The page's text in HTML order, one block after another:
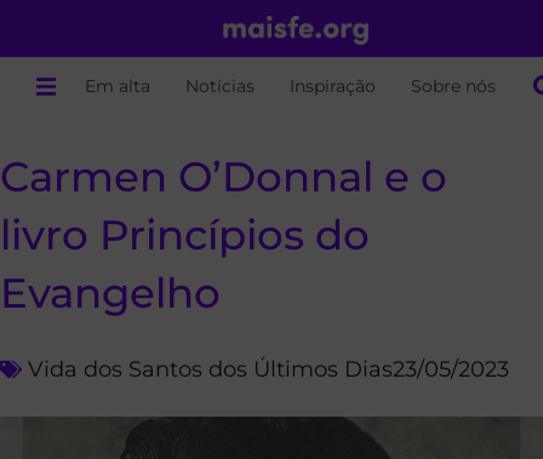
Em alta Notícias Inspiração Sobre nós
Carmen O’Donnal e o
livro Princípios do
Evangelho
Vida dos Santos dos Últimos Dias23/05/2023